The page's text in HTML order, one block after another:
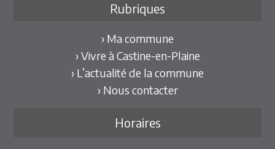
Rubriques
› Ma commune
› Vivre à Castine-en-Plaine
› L’actualité de la commune
› Nous contacter
Horaires